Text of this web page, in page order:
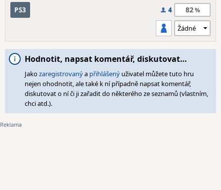
PS3 4 82
Hodnotit, napsat komentář, diskutovat…
Jakozaregistrovanýa přihlášený uživatel můžete tuto hru
nejen ohodnotit, ale také k ní případně napsat komentář,
diskutovat o ní či ji zařadit do některého ze seznamů (vlastním,
chci atd.).